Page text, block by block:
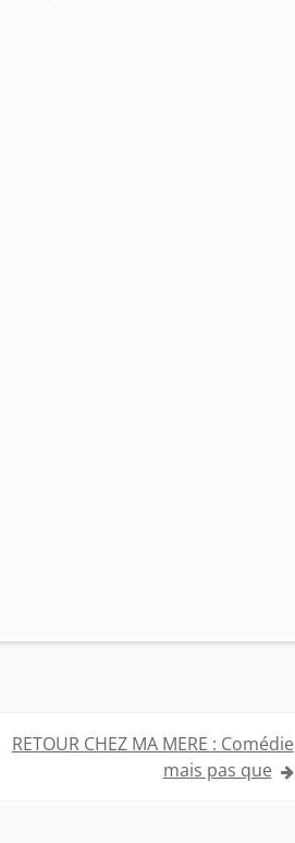
RETOUR CHEZ MA MERE : Comédie
mais pas que